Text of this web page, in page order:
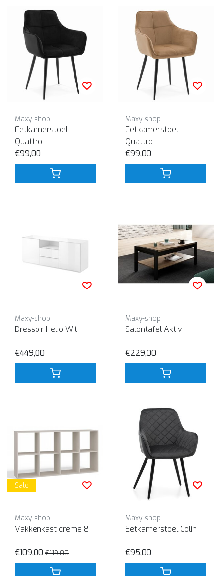
Maxy-shop
Eetkamerstoel
Quattro
€99,00
Maxy-shop
Eetkamerstoel
Quattro
€99,00
Maxy-shop
Dressoir Helio Wit
€449,00
Maxy-shop
Salontafel Aktiv
€229,00
Sale
Maxy-shop
Vakkenkast creme 8
€109,00 €119,00
Maxy-shop
Eetkamerstoel Colin
€95,00